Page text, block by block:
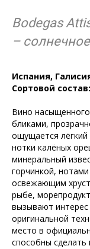
Bodegas
– солнечное
Испания,
Сортовой
Вино
бликами,
ощущается
нотки калёных
минеральный
горчинкой,
освежающим
рыбе,
вызывают
оригинальной
место в
способны сделать